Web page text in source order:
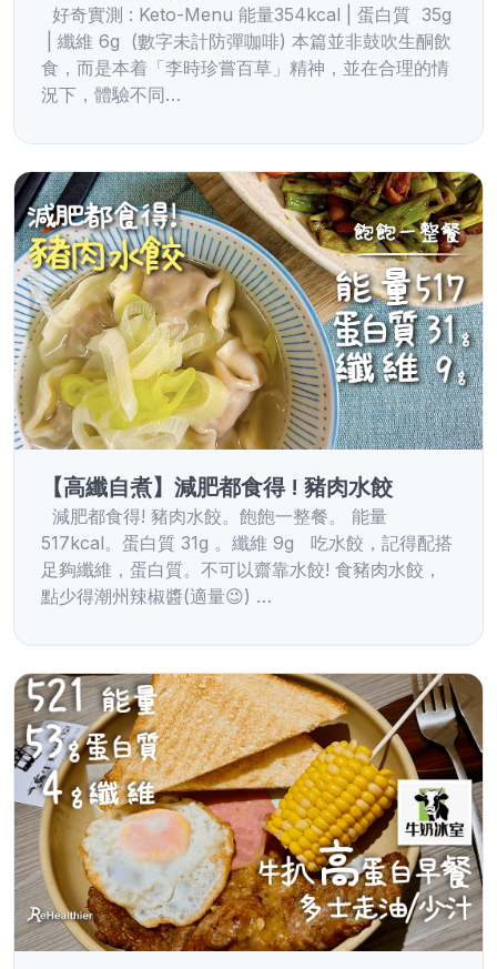
好奇實測 : Keto-Menu 能量354kcal | 蛋白質 35g
| 纖維 6g (數字未計防彈咖啡) 本篇並非鼓吹生酮飲
食，而是本着「李時珍嘗百草」精神，並在合理的情
況下，體驗不同…
【高纖自煮】減肥都食得 ! 豬肉水餃
減肥都食得! 豬肉水餃。飽飽一整餐。 能量
517kcal。蛋白質 31g 。纖維 9g 吃水餃，記得配搭
足夠纖維，蛋白質。不可以齋靠水餃! 食豬肉水餃，
點少得潮州辣椒醬(適量😉) …